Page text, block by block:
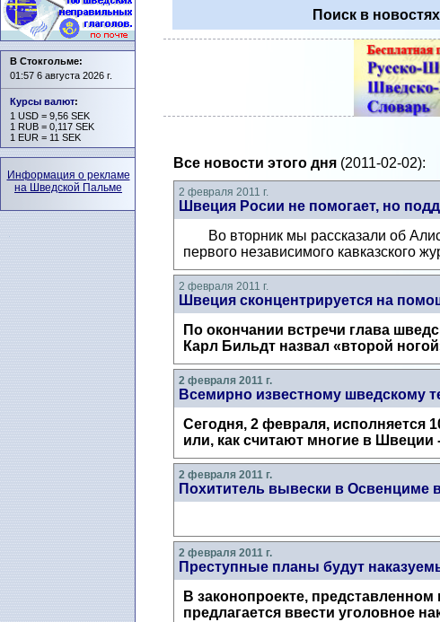
Поиск в новостях
Все новости этого дня(2011-02-02):
2 февраля 2011 г.
Швеция Росии не помогает, но
Во вторник мы рассказали об Алис
первого независимого кавказского
2 февраля 2011 г.
Швеция сконцентрируется на
По окончании встречи глава
Карл Бильдт назвал «второй
2 февраля 2011 г.
Всемирно известному шведскому
Сегодня, 2 февраля, исполняется
или, как считают многие в
2 февраля 2011 г.
Похититель вывески в Освенциме
2 февраля 2011 г.
Преступные планы будут
В законопроекте,
предлагается ввести уголовное
В Стокгольме:
01:57 6 августа 2026 г.
Курсы валют:
1 USD = 9,56 SEK
1 RUB = 0,117 SEK
1 EUR = 11 SEK
Информация о рекламе
на Шведской Пальме